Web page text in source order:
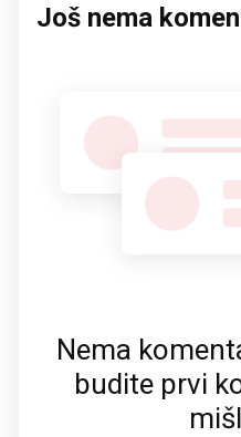
Još nema
Nema
budite prvi